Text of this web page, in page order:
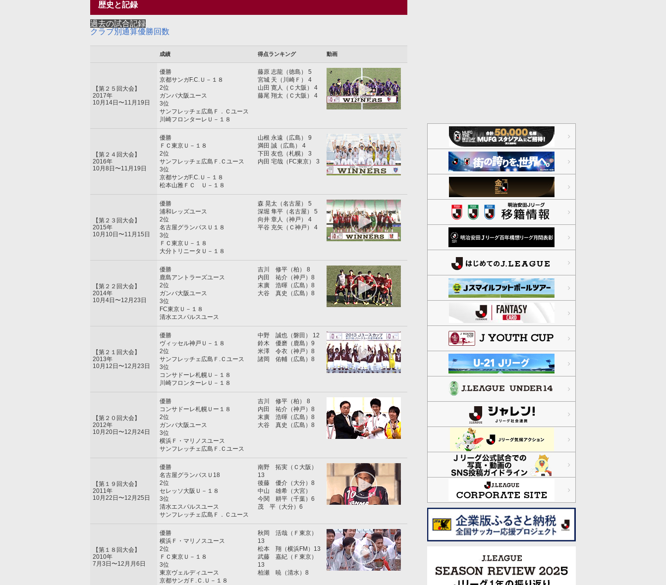
歴史と記録
過去の試合記録
クラブ別通算優勝回数
成績 得点ランキング 動画
【第２５回大会】
2017年
10月14日〜11月19日
優勝
京都サンガF.C.Ｕ－１８
2位
ガンバ大阪ユース
3位
サンフレッチェ広島Ｆ．Ｃユース
川崎フロンターレＵ－１８
藤原 志龍（徳島） 5
宮城 天（川崎Ｆ） 4
山田 寛人（Ｃ大阪） 4
藤尾 翔太（Ｃ大阪） 4
【第２４回大会】
2016年
10月8日〜11月19日
優勝
ＦＣ東京Ｕ－１８
2位
サンフレッチェ広島Ｆ.Ｃユース
3位
京都サンガF.C.Ｕ－１８
松本山雅ＦＣ Ｕ－１８
山根 永遠（広島） 9
満田 誠（広島） 4
下田 友也（札幌） 3
内田 宅哉（FC東京） 3
【第２３回大会】
2015年
10月10日〜11月15日
優勝
浦和レッズユース
2位
名古屋グランパスＵ１８
3位
ＦＣ東京Ｕ－１８
大分トリニータＵ－１８
森 晃太（名古屋） 5
深堀 隼平（名古屋） 5
向井 章人（神戸） 4
平谷 充矢（Ｃ神戸） 4
【第２２回大会】
2014年
10月4日〜12月23日
優勝
鹿島アントラーズユース
2位
ガンバ大阪ユース
3位
FC東京Ｕ－１８
清水エスパルスユース
吉川 修平（柏） 8
内田 祐介（神戸）8
末廣 浩暉（広島）8
大谷 真史（広島）8
【第２１回大会】
2013年
10月12日〜12月23日
優勝
ヴィッセル神戸Ｕ－１８
2位
サンフレッチェ広島Ｆ.Ｃユース
3位
コンサドーレ札幌Ｕ－１８
川崎フロンターレＵ－１８
中野 誠也（磐田） 12
鈴木 優磨（鹿島）9
米澤 令衣（神戸）8
諸岡 佑輔（広島）8
【第２０回大会】
2012年
10月20日〜12月24日
優勝
コンサドーレ札幌Ｕー１８
2位
ガンバ大阪ユース
3位
横浜Ｆ・マリノスユース
サンフレッチェ広島Ｆ.Ｃユース
吉川 修平（柏） 8
内田 祐介（神戸）8
末廣 浩暉（広島）8
大谷 真史（広島）8
【第１９回大会】
2011年
10月22日〜12月25日
優勝
名古屋グランパスＵ18
2位
セレッソ大阪Ｕ－１８
3位
清水エスパルスユース
サンフレッチェ広島Ｆ．Ｃユース
南野 拓実（Ｃ大阪）
13
後藤 優介（大分）8
中山 雄希（大宮）
今関 耕平（千葉）6
茂 平（大分）6
【第１８回大会】
2010年
7月3日〜12月月6日
優勝
横浜Ｆ・マリノスユース
2位
ＦＣ東京Ｕ－１８
3位
東京ヴェルディユース
京都サンガＦ.Ｃ.Ｕ－１８
秋岡 活哉（Ｆ東京）
13
松本 翔（横浜FM）13
武藤 嘉紀（Ｆ東京）
13
柏瀬 暁（清水）8